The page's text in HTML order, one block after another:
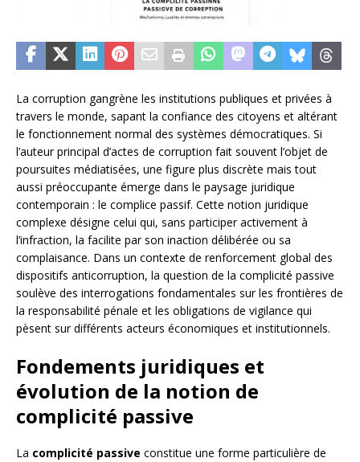
La corruption gangrène les institutions publiques et privées à
travers le monde, sapant la confiance des citoyens et altérant
le fonctionnement normal des systèmes démocratiques. Si
l’auteur principal d’actes de corruption fait souvent l’objet de
poursuites médiatisées, une figure plus discrète mais tout
aussi préoccupante émerge dans le paysage juridique
contemporain : le complice passif. Cette notion juridique
complexe désigne celui qui, sans participer activement à
l’infraction, la facilite par son inaction délibérée ou sa
complaisance. Dans un contexte de renforcement global des
dispositifs anticorruption, la question de la complicité passive
soulève des interrogations fondamentales sur les frontières de
la responsabilité pénale et les obligations de vigilance qui
pèsent sur différents acteurs économiques et institutionnels.
Fondements juridiques et
évolution de la notion de
complicité passive
La complicité passive constitue une forme particulière de